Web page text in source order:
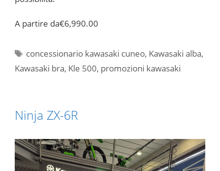
A partire da€6,990.00
Tag
concessionario kawasaki cuneo, Kawasaki alba,
Kawasaki bra, Kle 500, promozioni kawasaki
Ninja ZX-6R